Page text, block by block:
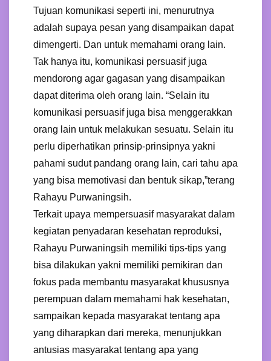
Tujuan komunikasi seperti ini, menurutnya
adalah supaya pesan yang disampaikan dapat
dimengerti. Dan untuk memahami orang lain.
Tak hanya itu, komunikasi persuasif juga
mendorong agar gagasan yang disampaikan
dapat diterima oleh orang lain. “Selain itu
komunikasi persuasif juga bisa menggerakkan
orang lain untuk melakukan sesuatu. Selain itu
perlu diperhatikan prinsip-prinsipnya yakni
pahami sudut pandang orang lain, cari tahu apa
yang bisa memotivasi dan bentuk sikap,”terang
Rahayu Purwaningsih.
Terkait upaya mempersuasif masyarakat dalam
kegiatan penyadaran kesehatan reproduksi,
Rahayu Purwaningsih memiliki tips-tips yang
bisa dilakukan yakni memiliki pemikiran dan
fokus pada membantu masyarakat khususnya
perempuan dalam memahami hak kesehatan,
sampaikan kepada masyarakat tentang apa
yang diharapkan dari mereka, menunjukkan
antusias masyarakat tentang apa yang